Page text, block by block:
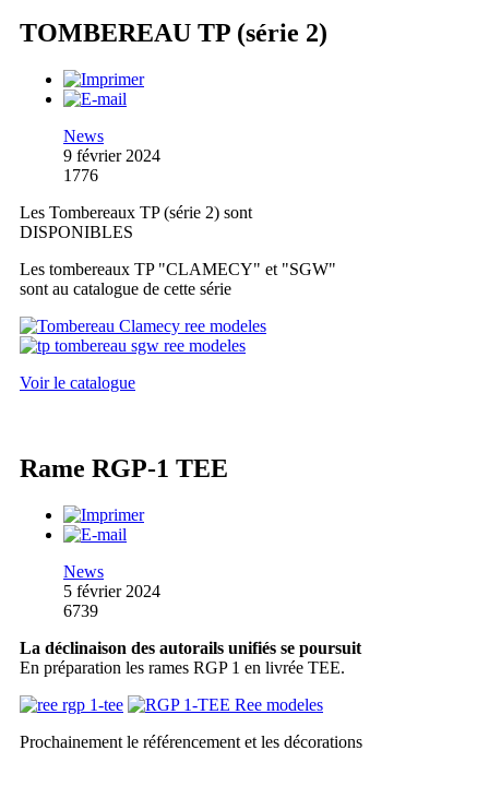
TOMBEREAU TP (série 2)
News
9 février 2024
1776
Les Tombereaux TP (série 2) sont
DISPONIBLES
Les tombereaux TP "CLAMECY" et "SGW"
sont au catalogue de cette série
Voir le catalogue
Rame RGP-1 TEE
News
5 février 2024
6739
La déclinaison des autorails unifiés se poursuit
En préparation les rames RGP 1 en livrée TEE.
Prochainement le référencement et les décorations